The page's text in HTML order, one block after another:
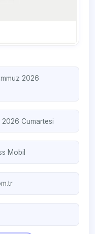
2026
2026 Cumartesi
Mobil